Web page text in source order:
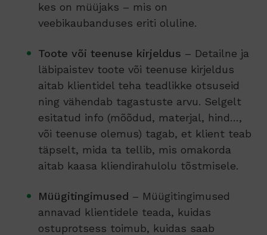
kes on müüjaks – mis on
veebikaubanduses eriti oluline.
Toote või teenuse kirjeldus – Detailne ja
läbipaistev toote või teenuse kirjeldus
aitab klientidel teha teadlikke otsuseid
ning vähendab tagastuste arvu. Selgelt
esitatud info (mõõdud, materjal, hind…,
või teenuse olemus) tagab, et klient teab
täpselt, mida ta tellib, mis omakorda
aitab kaasa kliendirahulolu tõstmisele.
Müügitingimused – Müügitingimused
annavad klientidele teada, kuidas
ostuprotsess toimub, kuidas saab